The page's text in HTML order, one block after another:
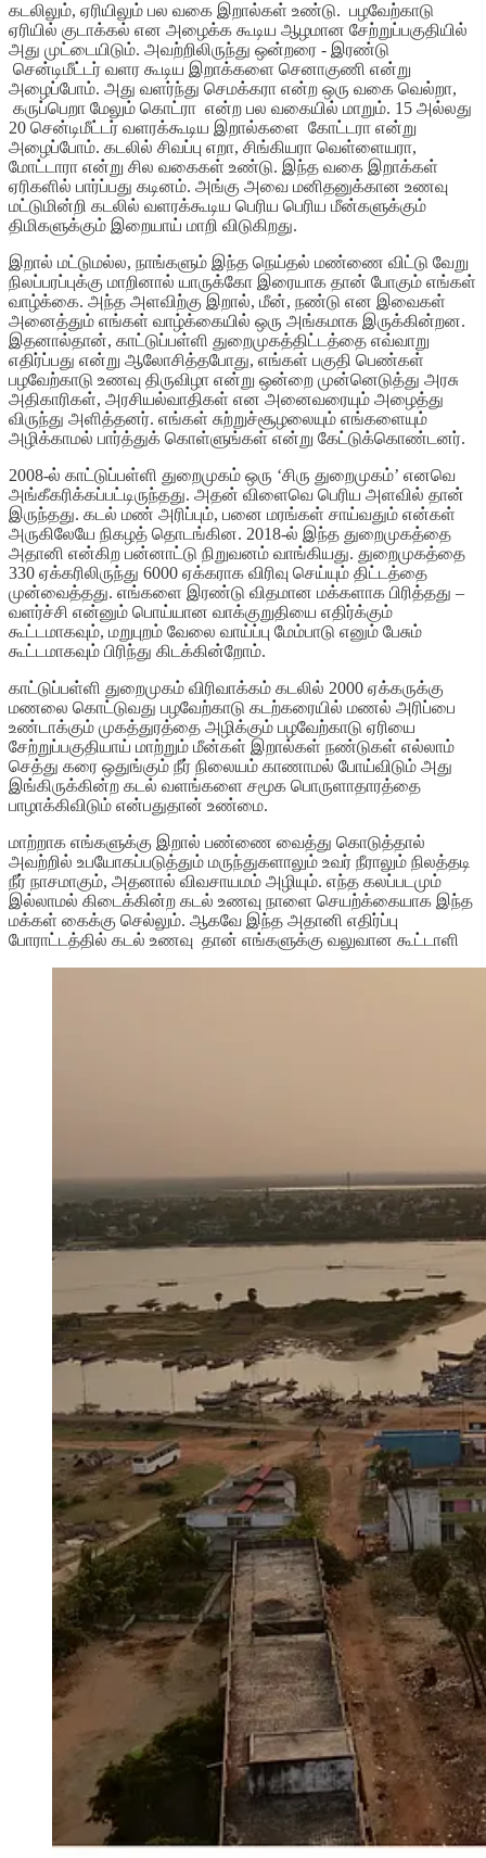
கடலிலும், ஏரியிலும் பல வகை இறால்கள் உண்டு. பழவேற்காடு
ஏரியில் குடாக்கல் என அழைக்க கூடிய ஆழமான சேற்றுப்பகுதியில்
அது முட்டையிடும். அவற்றிலிருந்து ஒன்றரை - இரண்டு
சென்டிமீட்டர் வளர கூடிய இறாக்களை செனாகுணி என்று
அழைப்போம். அது வளர்ந்து செமக்கரா என்ற ஒரு வகை வெல்றா,
கருப்பெறா மேலும் கொட்ரா என்ற பல வகையில் மாறும். 15 அல்லது
20 சென்டிமீட்டர் வளரக்கூடிய இறால்களை கோட்டரா என்று
அழைப்போம். கடலில் சிவப்பு எறா, சிங்கியரா வெள்ளையரா,
மோட்டாரா என்று சில வகைகள் உண்டு. இந்த வகை இறாக்கள்
ஏரிகளில் பார்ப்பது கடினம். அங்கு அவை மனிதனுக்கான உணவு
மட்டுமின்றி கடலில் வளரக்கூடிய பெரிய பெரிய மீன்களுக்கும்
திமிகளுக்கும் இறையாய் மாறி விடுகிறது.
இறால் மட்டுமல்ல, நாங்களும் இந்த நெய்தல் மண்ணை விட்டு வேறு
நிலப்பரப்புக்கு மாறினால் யாருக்கோ இரையாக தான் போகும் எங்கள்
வாழ்க்கை. அந்த அளவிற்கு இறால், மீன், நண்டு என இவைகள்
அனைத்தும் எங்கள் வாழ்க்கையில் ஒரு அங்கமாக இருக்கின்றன.
இதனால்தான், காட்டுப்பள்ளி துறைமுகத்திட்டத்தை எவ்வாறு
எதிர்ப்பது என்று ஆலோசித்தபோது, எங்கள் பகுதி பெண்கள்
பழவேற்காடு உணவு திருவிழா என்று ஒன்றை முன்னெடுத்து அரசு
அதிகாரிகள், அரசியல்வாதிகள் என அனைவரையும் அழைத்து
விருந்து அளித்தனர். எங்கள் சுற்றுச்சூழலையும் எங்களையும்
அழிக்காமல் பார்த்துக் கொள்ளுங்கள் என்று கேட்டுக்கொண்டனர்.
2008-ல் காட்டுப்பள்ளி துறைமுகம் ஒரு ‘சிரு துறைமுகம்’ எனவெ
அங்கீகரிக்கப்பட்டிருந்தது. அதன் விளைவெ பெரிய அளவில் தான்
இருந்தது. கடல் மண் அரிப்பும், பனை மரங்கள் சாய்வதும் என்கள்
அருகிலேயே நிகழத் தொடங்கின. 2018-ல் இந்த துறைமுகத்தை
அதானி என்கிற பன்னாட்டு நிறுவனம் வாங்கியது. துறைமுகத்தை
330 ஏக்கரிலிருந்து 6000 ஏக்கராக விரிவு செய்யும் திட்டத்தை
முன்வைத்தது. எங்களை இரண்டு விதமான மக்களாக பிரித்தது –
வளர்ச்சி என்னும் பொய்யான வாக்குறுதியை எதிர்க்கும்
கூட்டமாகவும், மறுபுறம் வேலை வாய்ப்பு மேம்பாடு எனும் பேசும்
கூட்டமாகவும் பிரிந்து கிடக்கின்றோம்.
காட்டுப்பள்ளி துறைமுகம் விரிவாக்கம் கடலில் 2000 ஏக்கருக்கு
மணலை கொட்டுவது பழவேற்காடு கடற்கரையில் மணல் அரிப்பை
உண்டாக்கும் முகத்துரத்தை அழிக்கும் பழவேற்காடு ஏரியை
சேற்றுப்பகுதியாய் மாற்றும் மீன்கள் இறால்கள் நண்டுகள் எல்லாம்
செத்து கரை ஒதுங்கும் நீர் நிலையம் காணாமல் போய்விடும் அது
இங்கிருக்கின்ற கடல் வளங்களை சமூக பொருளாதாரத்தை
பாழாக்கிவிடும் என்பதுதான் உண்மை.
மாற்றாக எங்களுக்கு இறால் பண்ணை வைத்து கொடுத்தால்
அவற்றில் உபயோகப்படுத்தும் மருந்துகளாலும் உவர் நீராலும் நிலத்தடி
நீர் நாசமாகும், அதனால் விவசாயமம் அழியும். எந்த கலப்படமும்
இல்லாமல் கிடைக்கின்ற கடல் உணவு நாளை செயற்க்கையாக இந்த
மக்கள் கைக்கு செல்லும். ஆகவே இந்த அதானி எதிர்ப்பு
போராட்டத்தில் கடல் உணவு தான் எங்களுக்கு வலுவான கூட்டாளி